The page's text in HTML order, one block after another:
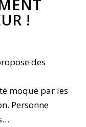
!
des
moqué par les
Personne